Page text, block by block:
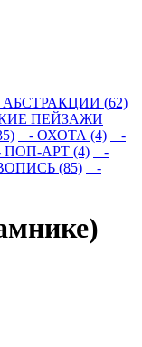
(62)
ПЕЙЗАЖИ
- ОХОТА (4)
-
ПОП-АРТ (4)
-
(85)
-